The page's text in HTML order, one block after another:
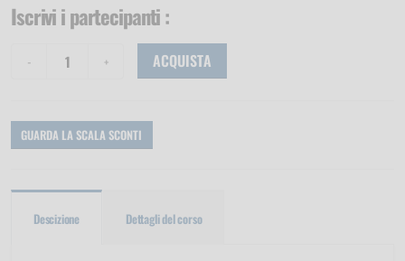
Iscrivi i partecipanti:
ACQUISTA
GUARDA LA SCALA SCONTI
Descizione Dettagli del corso